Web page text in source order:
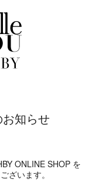
知らせ
ONLINE SHOP を
ざいます。